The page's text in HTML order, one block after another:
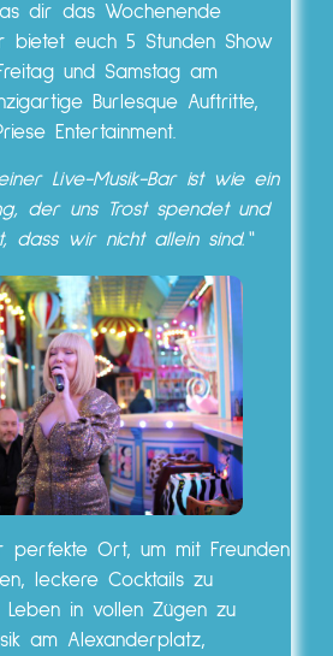
dir das Wochenende
bietet euch 5 Stunden Show
und Samstag am
Burlesque Auftritte,
Entertainment.
Live-Musik-Bar ist wie ein
der uns Trost spendet und
dass wir nicht allein sind.“
perfekte Ort, um mit Freunden
leckere Cocktails zu
in vollen Zügen zu
am Alexanderplatz,